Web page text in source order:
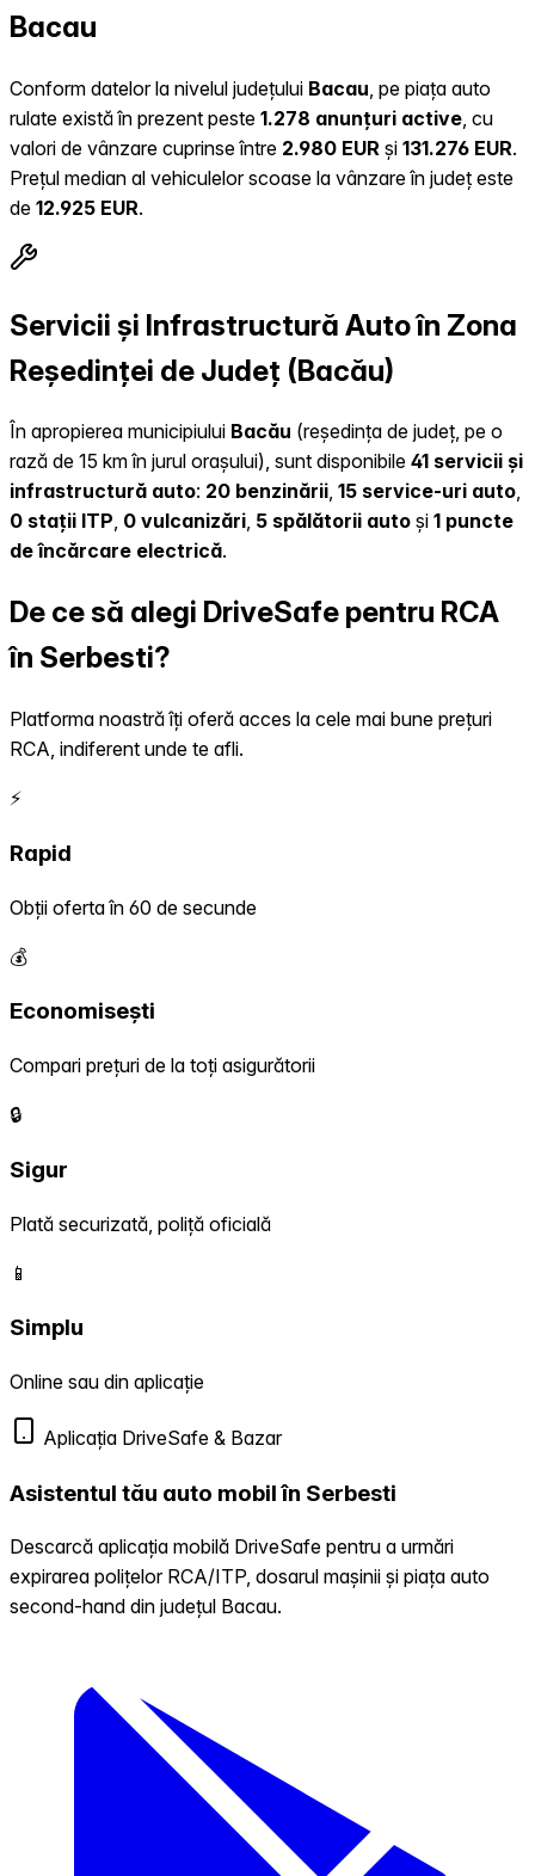
Bacau
Conform datelor la nivelul județului Bacau , pe piața auto
rulate există în prezent peste 1.278 anunțuri active , cu
valori de vânzare cuprinse între 2.980 EUR și 131.276 EUR.
Prețul median al vehiculelor scoase la vânzare în județ este
de 12.925 EUR.
Servicii și Infrastructură Auto în Zona
Reședinței de Județ (Bacău)
În apropierea municipiului Bacău (reședința de județ, pe o
rază de 15 km în jurul orașului), sunt disponibile 41 servicii și
infrastructură auto: 20 benzinării, 15 service-uri auto,
0 stații ITP, 0 vulcanizări, 5 spălătorii auto și 1 puncte
de încărcare electrică.
De ce să alegi DriveSafe pentru RCA
în Serbesti?
Platforma noastră îți oferă acces la cele mai bune prețuri
RCA, indiferent unde te afli.
⚡
Rapid
Obții oferta în 60 de secunde
💰
Economisești
Compari prețuri de la toți asigurătorii
🔒
Sigur
Plată securizată, poliță oficială
📱
Simplu
Online sau din aplicație
Aplicația DriveSafe & Bazar
Asistentul tău auto mobil în Serbesti
Descarcă aplicația mobilă DriveSafe pentru a urmări
expirarea polițelor RCA/ITP, dosarul mașinii și piața auto
second-hand din județul Bacau.